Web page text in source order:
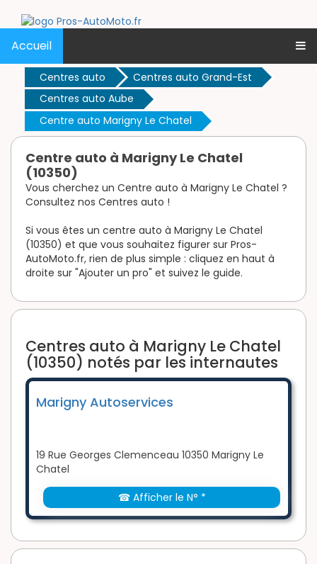
Accueil
Centres auto
Centres auto Grand-Est
Centres auto Aube
Centre auto Marigny Le Chatel
Centre auto à Marigny Le Chatel
(10350)
Vous cherchez un Centre auto à Marigny Le Chatel ?
Consultez nos Centres auto !
Si vous êtes un centre auto à Marigny Le Chatel
(10350) et que vous souhaitez figurer sur Pros-
AutoMoto.fr, rien de plus simple : cliquez en haut à
droite sur "Ajouter un pro" et suivez le guide.
Centres auto à Marigny Le Chatel
(10350) notés par les internautes
Marigny Autoservices
19 Rue Georges Clemenceau 10350 Marigny Le
Chatel
☎ Afficher le N° *